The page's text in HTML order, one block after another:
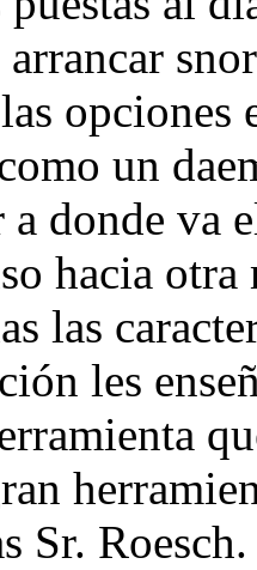
opciones
un
donde va
hacia otra
las
les
Sr. Roesch.